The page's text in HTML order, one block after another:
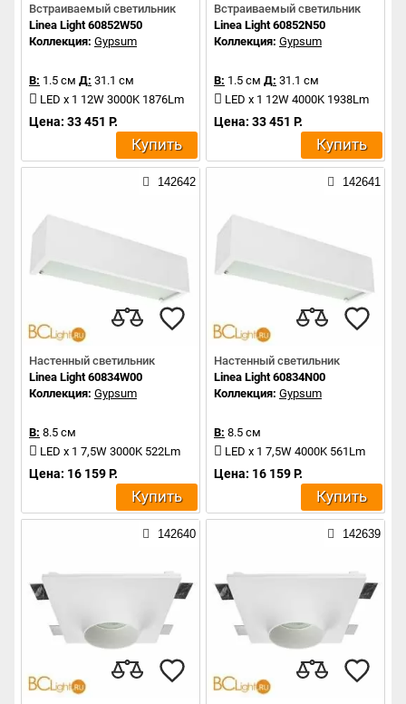
Встраиваемый светильник
Linea Light 60852W50
Коллекция: Gypsum
В: 1.5 см Д: 31.1 см
LED x 1 12W 3000K 1876Lm
Цена: 33 451 Р.
Купить
Встраиваемый светильник
Linea Light 60852N50
Коллекция: Gypsum
В: 1.5 см Д: 31.1 см
LED x 1 12W 4000K 1938Lm
Цена: 33 451 Р.
Купить
142642
Настенный светильник
Linea Light 60834W00
Коллекция: Gypsum
В: 8.5 см
LED x 1 7,5W 3000K 522Lm
Цена: 16 159 Р.
Купить
142641
Настенный светильник
Linea Light 60834N00
Коллекция: Gypsum
В: 8.5 см
LED x 1 7,5W 4000K 561Lm
Цена: 16 159 Р.
Купить
142640 142639